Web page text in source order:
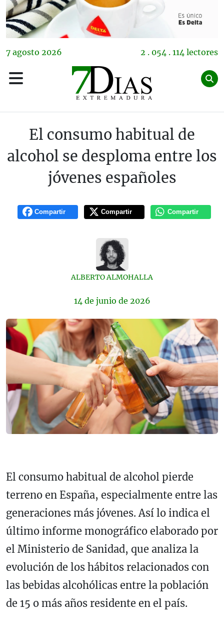
7 agosto 2026 2 . 054 . 114 lectores
El consumo habitual de
alcohol se desploma entre los
jóvenes españoles
Compartir Compartir Compartir
ALBERTO ALMOHALLA
14 de junio de 2026
El consumo habitual de alcohol pierde
terreno en España, especialmente entre las
generaciones más jóvenes. Así lo indica el
último informe monográfico elaborado por
el Ministerio de Sanidad, que analiza la
evolución de los hábitos relacionados con
las bebidas alcohólicas entre la población
de 15 o más años residente en el país.